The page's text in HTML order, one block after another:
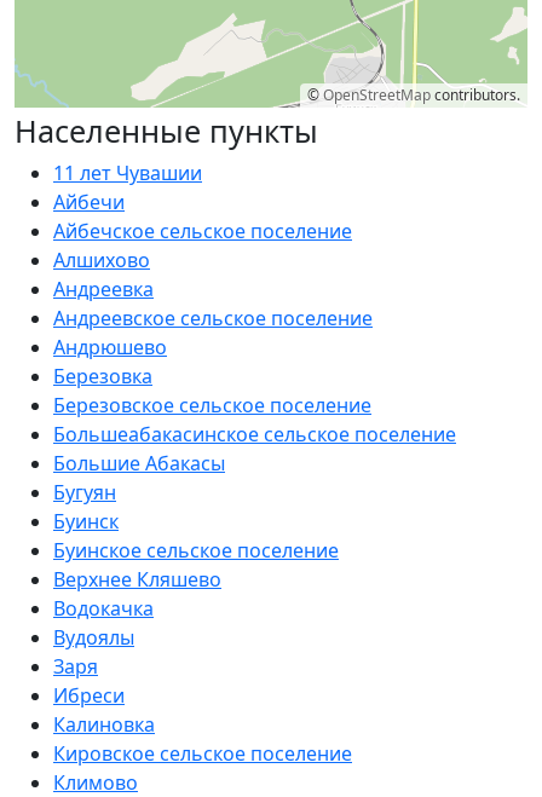
©OpenStreetMapcontributors.
Населенные пункты
11 лет Чувашии
Айбечи
Айбечское сельское поселение
Алшихово
Андреевка
Андреевское сельское поселение
Андрюшево
Березовка
Березовское сельское поселение
Большеабакасинское сельское поселение
Большие Абакасы
Бугуян
Буинск
Буинское сельское поселение
Верхнее Кляшево
Водокачка
Вудоялы
Заря
Ибреси
Калиновка
Кировское сельское поселение
Климово